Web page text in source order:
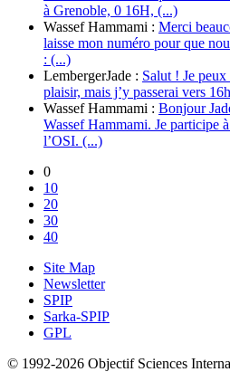
à Grenoble, 0 16H, (...)
Wassef Hammami : Merci
laisse mon numéro pour que
: (...)
LembergerJade : Salut ! Je
plaisir, mais j’y passerai vers 16h
Wassef Hammami : Bonjour
Wassef Hammami. Je participe
l’OSI. (...)
0
10
20
30
40
Site Map
Newsletter
SPIP
Sarka-SPIP
GPL
© 1992-2026 Objectif Sciences